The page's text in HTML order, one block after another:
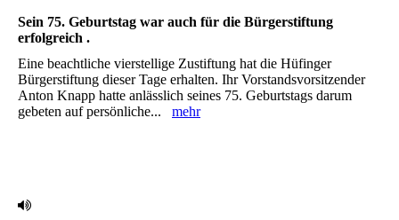
Sein 75. Geburtstag war auch für die Bürgerstiftung
erfolgreich .
Eine beachtliche vierstellige Zustiftung hat die Hüfinger
Bürgerstiftung dieser Tage erhalten. Ihr ‎Vorstandsvorsitzender
Anton Knapp hatte anlässlich seines 75. Geburtstags darum
gebeten auf ‎persönliche... mehr